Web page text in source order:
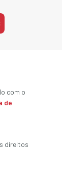
com o
de
direitos